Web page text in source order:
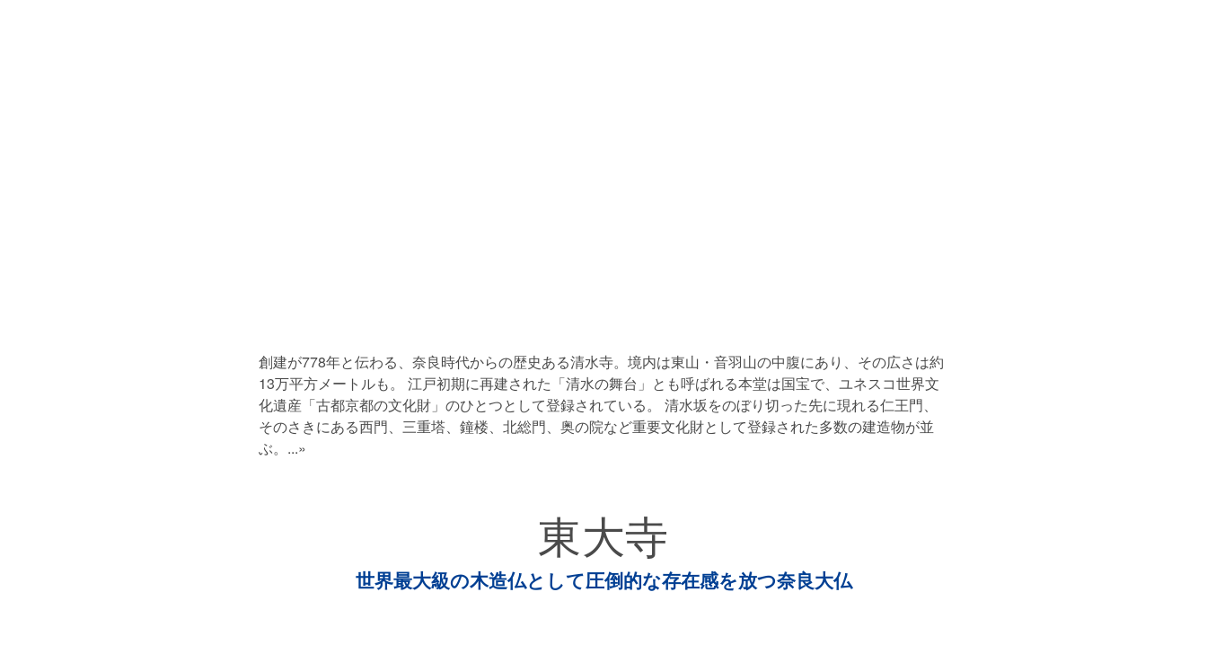
創建が778年と伝わる、奈良時代からの歴史ある清水寺。境内は東山・音羽山の中腹にあり、その広さは約
13万平方メートルも。 江戸初期に再建された「清水の舞台」とも呼ばれる本堂は国宝で、ユネスコ世界文
化遺産「古都京都の文化財」のひとつとして登録されている。 清水坂をのぼり切った先に現れる仁王門、
そのさきにある西門、三重塔、鐘楼、北総門、奥の院など重要文化財として登録された多数の建造物が並
ぶ。 ...»
東大寺
世界最大級の木造仏として圧倒的な存在感を放つ奈良大仏